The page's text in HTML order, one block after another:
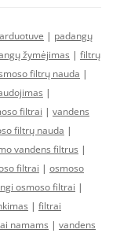
| padangų
žymėjimas | filtrų
filtrų nauda |
|
filtrai | vandens
filtrų nauda |
vandens filtrus |
filtrai | osmoso
osmoso filtrai |
| filtrai
namams | vandens